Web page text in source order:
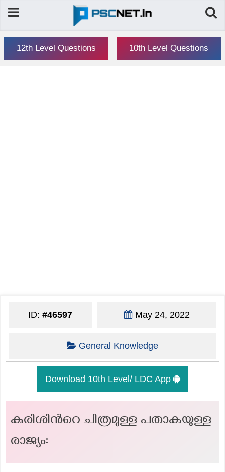
12th Level Questions 10th Level Questions
ID:#46597 May 24, 2022
General Knowledge
Download 10th Level/ LDC App
കുരിശിൻറെ ചിത്രമുള്ള പതാകയുള്ള
രാജ്യം: